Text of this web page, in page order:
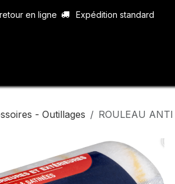
en ligne Expédition standard
- Outillages ROULEAU